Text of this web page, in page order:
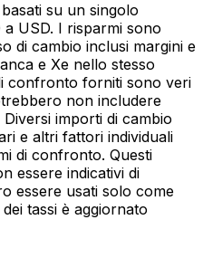
su un singolo
USD. I risparmi sono
di cambio inclusi margini e
e Xe nello stesso
confronto forniti sono veri
non includere
importi di cambio
e altri fattori individuali
di confronto. Questi
essere indicativi di
essere usati solo come
tassi è aggiornato